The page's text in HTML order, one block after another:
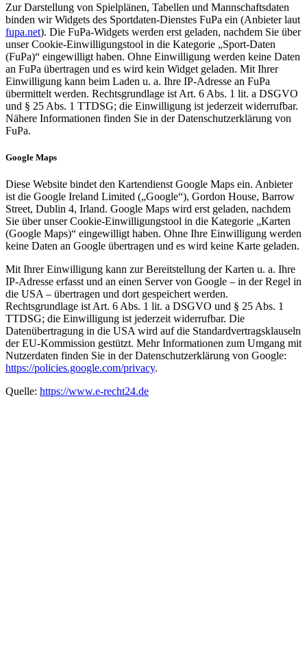
Zur Darstellung von Spielplänen, Tabellen und Mannschaftsdaten
binden wir Widgets des Sportdaten-Dienstes FuPa ein (Anbieter laut
fupa.net). Die FuPa-Widgets werden erst geladen, nachdem Sie über
unser Cookie-Einwilligungstool in die Kategorie „Sport-Daten
(FuPa)“ eingewilligt haben. Ohne Einwilligung werden keine Daten
an FuPa übertragen und es wird kein Widget geladen. Mit Ihrer
Einwilligung kann beim Laden u. a. Ihre IP-Adresse an FuPa
übermittelt werden. Rechtsgrundlage ist Art. 6 Abs. 1 lit. a DSGVO
und § 25 Abs. 1 TTDSG; die Einwilligung ist jederzeit widerrufbar.
Nähere Informationen finden Sie in der Datenschutzerklärung von
FuPa.
Google Maps
Diese Website bindet den Kartendienst Google Maps ein. Anbieter
ist die Google Ireland Limited („Google“), Gordon House, Barrow
Street, Dublin 4, Irland. Google Maps wird erst geladen, nachdem
Sie über unser Cookie-Einwilligungstool in die Kategorie „Karten
(Google Maps)“ eingewilligt haben. Ohne Ihre Einwilligung werden
keine Daten an Google übertragen und es wird keine Karte geladen.
Mit Ihrer Einwilligung kann zur Bereitstellung der Karten u. a. Ihre
IP-Adresse erfasst und an einen Server von Google – in der Regel in
die USA – übertragen und dort gespeichert werden.
Rechtsgrundlage ist Art. 6 Abs. 1 lit. a DSGVO und § 25 Abs. 1
TTDSG; die Einwilligung ist jederzeit widerrufbar. Die
Datenübertragung in die USA wird auf die Standardvertragsklauseln
der EU-Kommission gestützt. Mehr Informationen zum Umgang mit
Nutzerdaten finden Sie in der Datenschutzerklärung von Google:
https://policies.google.com/privacy.
Quelle: https://www.e-recht24.de